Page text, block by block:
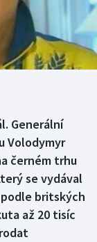
Generální
Volodymyr
černém trhu
se vydával
britských
až 20 tisíc